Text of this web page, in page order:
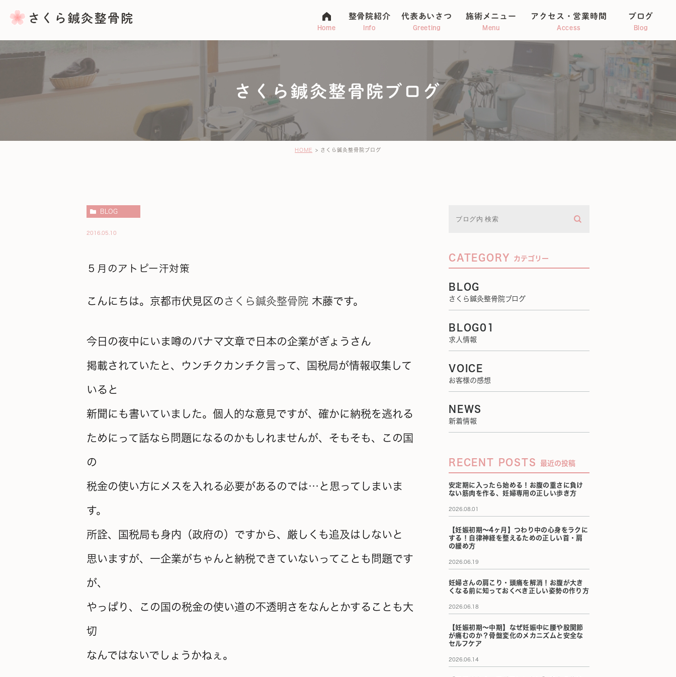
Home
整骨院紹介
Info
代表あいさつ
Greeting
施術メニュー
Menu
マタニティ整体 アトピー
不妊・子宝整体
バランス整体・ふくらはぎマッサージ
アクセス・営業時間
Access
ブログ
Blog
さくら鍼灸整骨院ブログ
HOME さくら鍼灸整骨院ブログ
BLOG
2016.05.10
５月のアトピー汗対策
こんにちは。京都市伏見区の さくら鍼灸整骨院 木藤です。
今日の夜中にいま噂のパナマ文章で日本の企業がぎょうさん
掲載されていたと、ウンチクカンチク言って、国税局が情報収集して
いると
新聞にも書いていました。個人的な意見ですが、確かに納税を逃れる
ためにって話なら問題になるのかもしれませんが、そもそも、この国
の
税金の使い方にメスを入れる必要があるのでは…と思ってしまいま
す。
所詮、国税局も身内（政府の）ですから、厳しくも追及はしないと
思いますが、一企業がちゃんと納税できていないってことも問題です
が、
やっぱり、この国の税金の使い道の不透明さをなんとかすることも大
切
なんではないでしょうかねぇ。
CATEGORY カテゴリー
BLOG
さくら鍼灸整骨院ブログ
BLOG01
求人情報
VOICE
お客様の感想
NEWS
新着情報
RECENT POSTS 最近の投稿
安定期に入ったら始める！お腹の重さに負け
ない筋肉を作る、妊婦専用の正しい歩き方
2026.08.01
【妊娠初期〜4ヶ月】つわり中の心身をラクに
する！自律神経を整えるための正しい首・肩
の緩め方
2026.06.19
妊婦さんの肩こり・頭痛を解消！お腹が大き
くなる前に知っておくべき正しい姿勢の作り方
2026.06.18
【妊娠初期〜中期】なぜ妊娠中に腰や股関節
が痛むのか？骨盤変化のメカニズムと安全な
セルフケア
2026.06.14